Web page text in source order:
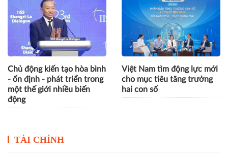
Chủ động kiến tạo hòa bình
- ổn định - phát triển trong
một thế giới nhiều biến
động
Việt Nam tìm động lực mới
cho mục tiêu tăng trưởng
hai con số
TÀI CHÍNH